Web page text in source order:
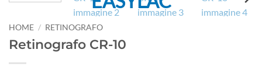
HOME / RETINOGRAFO
Retinografo CR-10